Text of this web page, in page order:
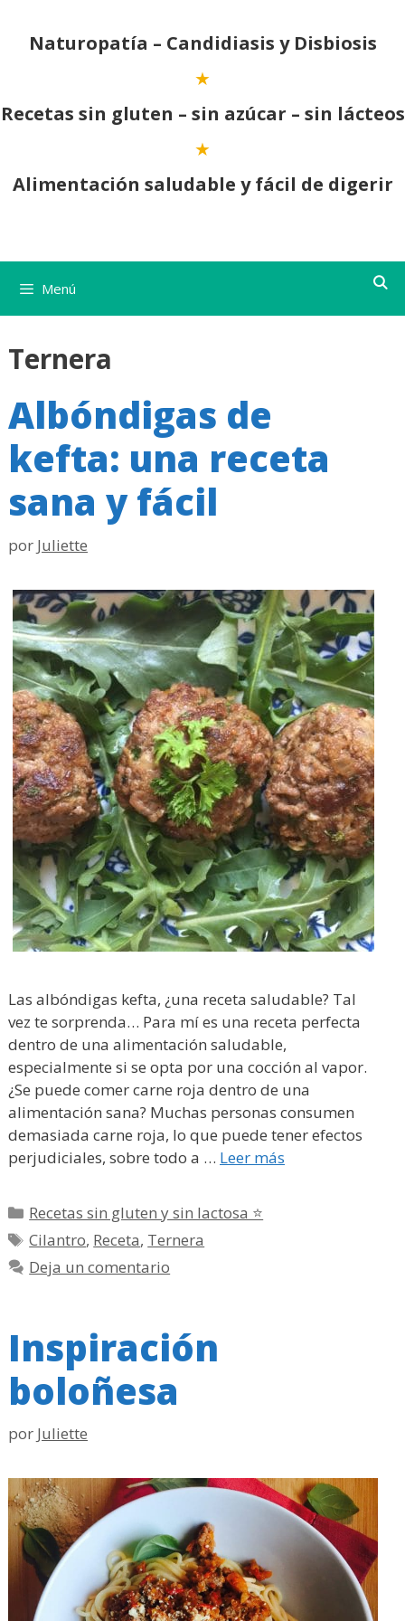
contenido
Naturopatía – Candidiasis y Disbiosis
Recetas sin gluten – sin azúcar – sin lácteos
Alimentación saludable y fácil de digerir
Menú
Ternera
Albóndigas de
kefta: una receta
sana y fácil
por Juliette
Las albóndigas kefta, ¿una receta saludable? Tal
vez te sorprenda… Para mí es una receta perfecta
dentro de una alimentación saludable,
especialmente si se opta por una cocción al vapor.
¿Se puede comer carne roja dentro de una
alimentación sana? Muchas personas consumen
demasiada carne roja, lo que puede tener efectos
perjudiciales, sobre todo a … Leer más
Categorías
Recetas sin gluten y sin lactosa ⭐
Etiquetas
Cilantro, Receta, Ternera
Deja un comentario
Inspiración
boloñesa
por Juliette